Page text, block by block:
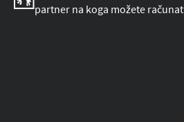
partner na koga možete